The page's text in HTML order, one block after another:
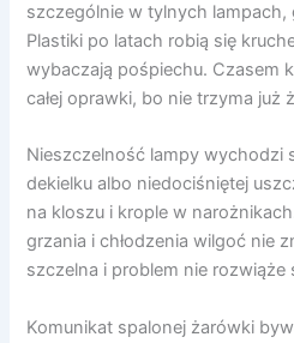
szczególnie w tylnych lampach,
Plastiki po latach robią się
wybaczają pośpiechu. Czasem
całej oprawki, bo nie trzyma już
Nieszczelność lampy wychodzi
dekielku albo niedociśniętej
na kloszu i krople w
grzania i chłodzenia wilgoć nie
szczelna i problem nie rozwiąże
Komunikat spalonej żarówki